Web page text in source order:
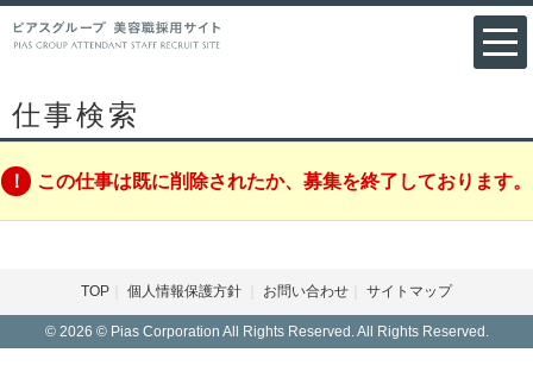
仕事検索
この仕事は既に削除されたか、募集を終了しております。
TOP 個人情報保護方針 お問い合わせ サイトマップ
© 2026 © Pias Corporation All Rights Reserved. All Rights Reserved.